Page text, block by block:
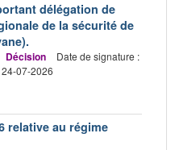
délégation de
de la sécurité de
Décision
Date de signature :
07-2026
relative au régime